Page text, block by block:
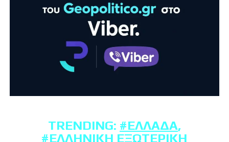
TRENDING: #ΕΛΛΆΔΑ,
#ΕΛΛΗΝΙΚΉ ΕΞΩΤΕΡΙΚΉ